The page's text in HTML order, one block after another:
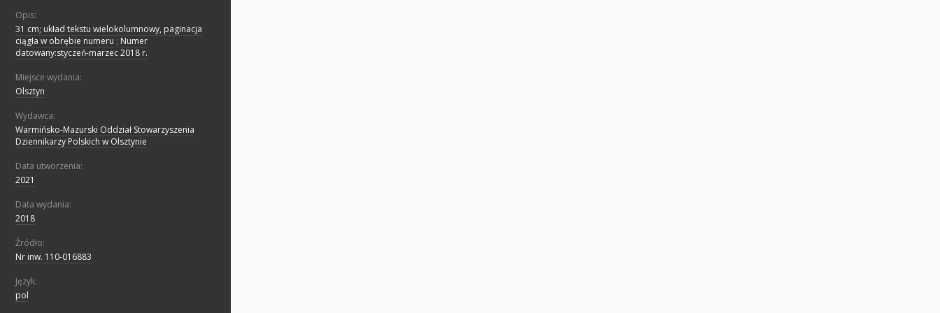
Opis:
31 cm; układ tekstu wielokolumnowy, paginacja
ciągła w obrębie numeru ; Numer
datowany:styczeń-marzec 2018 r.
Miejsce wydania:
Olsztyn
Wydawca:
Warmińsko-Mazurski Oddział Stowarzyszenia
Dziennikarzy Polskich w Olsztynie
Data utworzenia:
2021
Data wydania:
2018
Źródło:
Nr inw. 110-016883
Język:
pol